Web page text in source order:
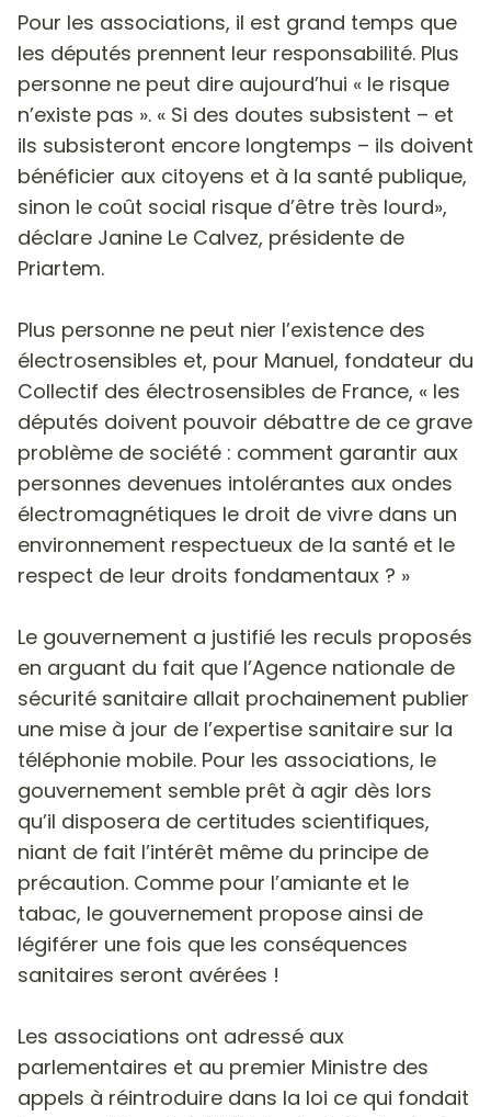
Pour les associations, il est grand temps que
les députés prennent leur responsabilité. Plus
personne ne peut dire aujourd’hui « le risque
n’existe pas ». « Si des doutes subsistent – et
ils subsisteront encore longtemps – ils doivent
bénéficier aux citoyens et à la santé publique,
sinon le coût social risque d’être très lourd»,
déclare Janine Le Calvez, présidente de
Priartem.
Plus personne ne peut nier l’existence des
électrosensibles et, pour Manuel, fondateur du
Collectif des électrosensibles de France, « les
députés doivent pouvoir débattre de ce grave
problème de société : comment garantir aux
personnes devenues intolérantes aux ondes
électromagnétiques le droit de vivre dans un
environnement respectueux de la santé et le
respect de leur droits fondamentaux ? »
Le gouvernement a justifié les reculs proposés
en arguant du fait que l’Agence nationale de
sécurité sanitaire allait prochainement publier
une mise à jour de l’expertise sanitaire sur la
téléphonie mobile. Pour les associations, le
gouvernement semble prêt à agir dès lors
qu’il disposera de certitudes scientifiques,
niant de fait l’intérêt même du principe de
précaution. Comme pour l’amiante et le
tabac, le gouvernement propose ainsi de
légiférer une fois que les conséquences
sanitaires seront avérées !
Les associations ont adressé aux
parlementaires et au premier Ministre des
appels à réintroduire dans la loi ce qui fondait